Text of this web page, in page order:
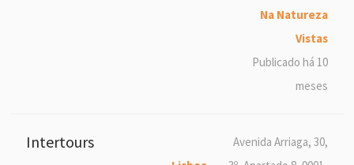
Na Natureza
Vistas
Publicado há 10
meses
Intertours
Avenida Arriaga, 30,